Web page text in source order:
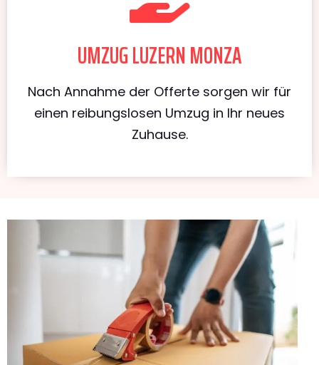
UMZUG LUZERN MONZA
Nach Annahme der Offerte sorgen wir für
einen reibungslosen Umzug in Ihr neues
Zuhause.